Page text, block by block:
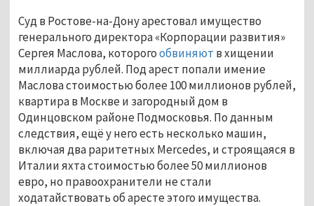
Суд в Ростове-на-Дону арестовал имущество
генерального директора «Корпорации развития»
Сергея Маслова, которогообвиняют в хищении
миллиарда рублей. Под арест попали имение
Маслова стоимостью более 100 миллионов рублей,
квартира в Москве и загородный дом в
Одинцовском районе Подмосковья. По данным
следствия, ещё у него есть несколько машин,
включая два раритетных Mercedes, и строящаяся в
Италии яхта стоимостью более 50 миллионов
евро, но правоохранители не стали
ходатайствовать об аресте этого имущества.